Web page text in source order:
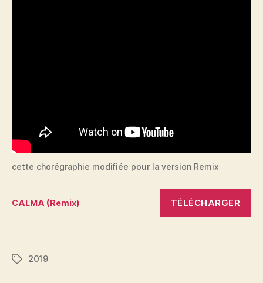
cette chorégraphie modifiée pour la version Remix
CALMA (Remix) TÉLÉCHARGER
Étiquettes
2019